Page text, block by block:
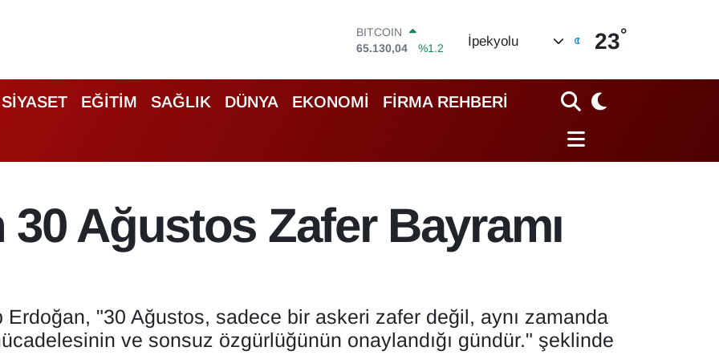
DOLAR
47,7106
%0.17
55,1652
%0.27
STERLİN
BİST100
İpekyolu 23°
SİYASET EĞİTİM SAĞLIK DÜNYA EKONOMİ FİRMA REHBERİ
Ağustos Zafer Bayramı
Erdoğan, "30 Ağustos, sadece bir askeri zafer değil, aynı zamanda
ve sonsuz özgürlüğünün onaylandığı gündür." şeklinde